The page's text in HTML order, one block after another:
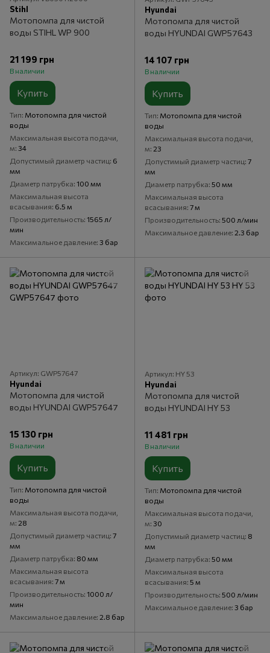
Stihl
Мотопомпа для чистой
воды STIHL WP 900
21 199 грн
В наличии
Купить
Тип Мотопомпа для чистой
воды
Максимальная высота подачи,
м 34
Допустимый диаметр частиц 6
мм
Диаметр патрубка 100 мм
Максимальная высота
всасывания 6.5 м
Производительность 1565 л/
мин
Максимальное давление 3 бар
Hyundai
Мотопомпа для чистой
воды HYUNDAI GWP57643
14 107 грн
В наличии
Купить
Тип Мотопомпа для чистой
воды
Максимальная высота подачи,
м 23
Допустимый диаметр частиц 7
мм
Диаметр патрубка 50 мм
Максимальная высота
всасывания 7 м
Производительность 500 л/мин
Максимальное давление 2.3 бар
Артикул: GWP57647
Hyundai
Мотопомпа для чистой
воды HYUNDAI GWP57647
15 130 грн
В наличии
Купить
Тип Мотопомпа для чистой
воды
Максимальная высота подачи,
м 28
Допустимый диаметр частиц 7
мм
Диаметр патрубка 80 мм
Максимальная высота
всасывания 7 м
Производительность 1000 л/
мин
Максимальное давление 2.8 бар
Артикул: HY 53
Hyundai
Мотопомпа для чистой
воды HYUNDAI HY 53
11 481 грн
В наличии
Купить
Тип Мотопомпа для чистой
воды
Максимальная высота подачи,
м 30
Допустимый диаметр частиц 8
мм
Диаметр патрубка 50 мм
Максимальная высота
всасывания 5 м
Производительность 500 л/мин
Максимальное давление 3 бар